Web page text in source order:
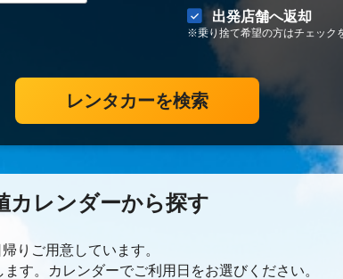
出発店舗へ返却
※乗り捨て希望の方はチェック
レンタカーを検索
カレンダーから探す
り ご用意しています。
す。カレンダーでご利用日をお選びください。